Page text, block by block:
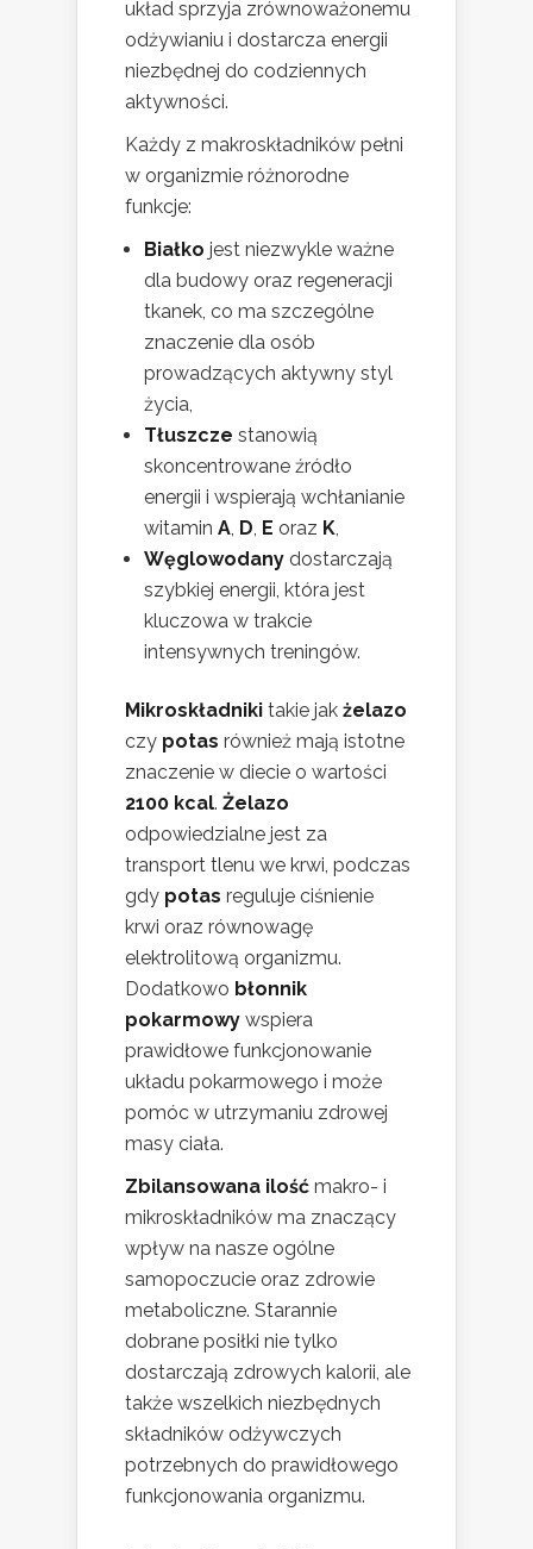
układ sprzyja zrównoważonemu
odżywianiu i dostarcza energii
niezbędnej do codziennych
aktywności.
Każdy z makroskładników pełni
w organizmie różnorodne
funkcje:
Białko jest niezwykle ważne
dla budowy oraz regeneracji
tkanek, co ma szczególne
znaczenie dla osób
prowadzących aktywny styl
życia,
Tłuszcze stanowią
skoncentrowane źródło
energii i wspierają wchłanianie
witamin A, D, E oraz K,
Węglowodany dostarczają
szybkiej energii, która jest
kluczowa w trakcie
intensywnych treningów.
Mikroskładniki takie jak żelazo
czy potas również mają istotne
znaczenie w diecie o wartości
2100 kcal. Żelazo
odpowiedzialne jest za
transport tlenu we krwi, podczas
gdy potas reguluje ciśnienie
krwi oraz równowagę
elektrolitową organizmu.
Dodatkowo błonnik
pokarmowy wspiera
prawidłowe funkcjonowanie
układu pokarmowego i może
pomóc w utrzymaniu zdrowej
masy ciała.
Zbilansowana ilość makro- i
mikroskładników ma znaczący
wpływ na nasze ogólne
samopoczucie oraz zdrowie
metaboliczne. Starannie
dobrane posiłki nie tylko
dostarczają zdrowych kalorii, ale
także wszelkich niezbędnych
składników odżywczych
potrzebnych do prawidłowego
funkcjonowania organizmu.